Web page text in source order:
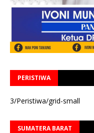
PERISTIWA
3/Peristiwa/grid-small
SUMATERA BARAT